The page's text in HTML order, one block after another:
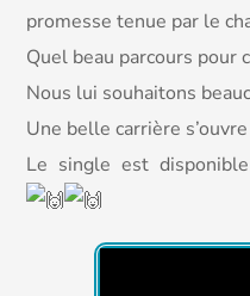
promesse tenue par le
Quel beau parcours pour
Nous lui souhaitons
Une belle carrière
Le single est